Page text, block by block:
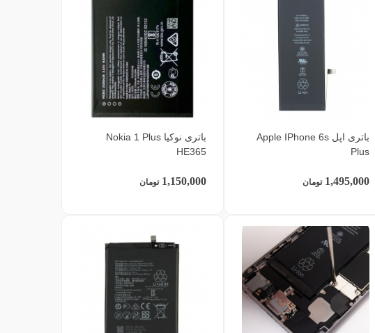
باتری اپل Apple IPhone 6s
Plus
1,495,000 تومان
باتری نوکیا Nokia 1 Plus
HE365
1,150,000 تومان